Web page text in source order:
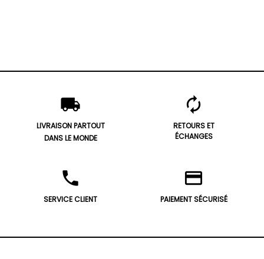
local_shipping
LIVRAISON PARTOUT
DANS LE MONDE
autorenew
RETOURS ET
ÉCHANGES
phone
SERVICE CLIENT
credit_card
PAIEMENT SÉCURISÉ